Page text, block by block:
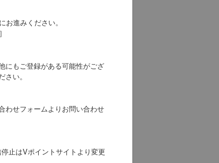
進みください。
］
にもご登録がある可能性がござ
い。
わせフォームよりお問い合わせ
止はVポイントサイトより変更